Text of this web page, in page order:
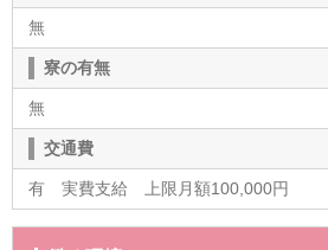
無
寮の有無
無
交通費
有 実費支給 上限月額100,000円